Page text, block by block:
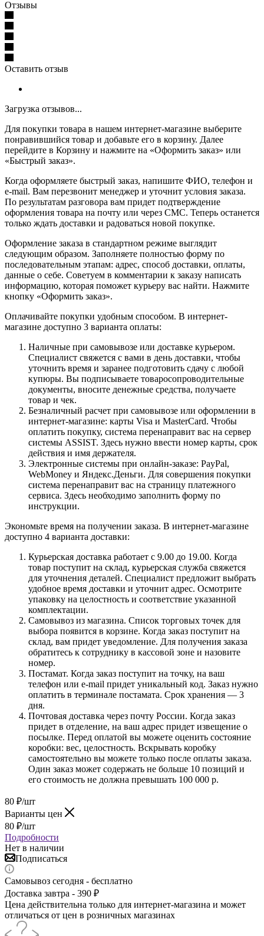
Отзывы
Оставить отзыв
Загрузка отзывов...
Для покупки товара в нашем интернет-магазине выберите
понравившийся товар и добавьте его в корзину. Далее
перейдите в Корзину и нажмите на «Оформить заказ» или
«Быстрый заказ».
Когда оформляете быстрый заказ, напишите ФИО, телефон и
e-mail. Вам перезвонит менеджер и уточнит условия заказа.
По результатам разговора вам придет подтверждение
оформления товара на почту или через СМС. Теперь останется
только ждать доставки и радоваться новой покупке.
Оформление заказа в стандартном режиме выглядит
следующим образом. Заполняете полностью форму по
последовательным этапам: адрес, способ доставки, оплаты,
данные о себе. Советуем в комментарии к заказу написать
информацию, которая поможет курьеру вас найти. Нажмите
кнопку «Оформить заказ».
Оплачивайте покупки удобным способом. В интернет-
магазине доступно 3 варианта оплаты:
Наличные при самовывозе или доставке курьером.
Специалист свяжется с вами в день доставки, чтобы
уточнить время и заранее подготовить сдачу с любой
купюры. Вы подписываете товаросопроводительные
документы, вносите денежные средства, получаете
товар и чек.
Безналичный расчет при самовывозе или оформлении в
интернет-магазине: карты Visa и MasterCard. Чтобы
оплатить покупку, система перенаправит вас на сервер
системы ASSIST. Здесь нужно ввести номер карты, срок
действия и имя держателя.
Электронные системы при онлайн-заказе: PayPal,
WebMoney и Яндекс.Деньги. Для совершения покупки
система перенаправит вас на страницу платежного
сервиса. Здесь необходимо заполнить форму по
инструкции.
Экономьте время на получении заказа. В интернет-магазине
доступно 4 варианта доставки:
Курьерская доставка работает с 9.00 до 19.00. Когда
товар поступит на склад, курьерская служба свяжется
для уточнения деталей. Специалист предложит выбрать
удобное время доставки и уточнит адрес. Осмотрите
упаковку на целостность и соответствие указанной
комплектации.
Самовывоз из магазина. Список торговых точек для
выбора появится в корзине. Когда заказ поступит на
склад, вам придет уведомление. Для получения заказа
обратитесь к сотруднику в кассовой зоне и назовите
номер.
Постамат. Когда заказ поступит на точку, на ваш
телефон или e-mail придет уникальный код. Заказ нужно
оплатить в терминале постамата. Срок хранения — 3
дня.
Почтовая доставка через почту России. Когда заказ
придет в отделение, на ваш адрес придет извещение о
посылке. Перед оплатой вы можете оценить состояние
коробки: вес, целостность. Вскрывать коробку
самостоятельно вы можете только после оплаты заказа.
Один заказ может содержать не больше 10 позиций и
его стоимость не должна превышать 100 000 р.
80 ₽/шт
Варианты цен
80 ₽/шт
Подробности
Нет в наличии
Подписаться
Самовывоз сегодня - бесплатно
Доставка завтра - 390 ₽
Цена действительна только для интернет-магазина и может
отличаться от цен в розничных магазинах